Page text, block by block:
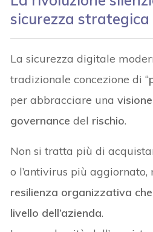
sicurezza strategica
La sicurezza digitale
tradizionale concezione di “
per abbracciare una
governance del rischio.
Non si tratta più di
o l’antivirus più
resilienza organizzativa
livello dell’azienda.